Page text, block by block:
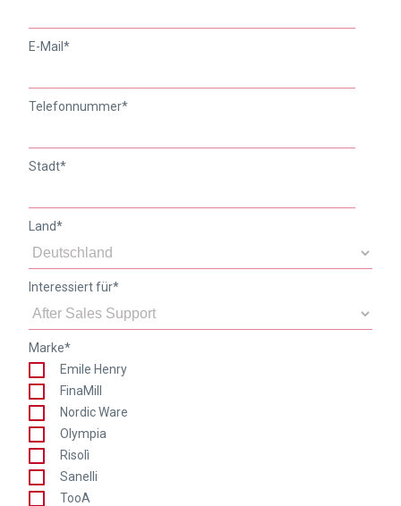
E-Mail*
Telefonnummer*
Stadt*
Land*
Interessiert für*
Marke*
Emile Henry
FinaMill
Nordic Ware
Olympia
Risolì
Sanelli
TooA